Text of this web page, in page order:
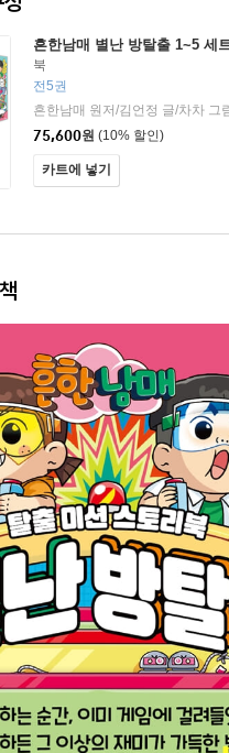
흔한남매 별난 방탈출 1~5 세
북
전5권
흔한남매 원저/김언정 글/차차 그
75,600원 (10% 할인)
카트에 넣기